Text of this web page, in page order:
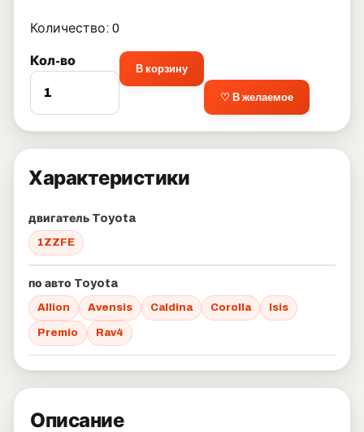
Количество: 0
Кол-во
В корзину
♡ В желаемое
Характеристики
двигатель Toyota
1ZZFE
по авто Toyota
Allion Avensis Caldina Corolla Isis
Premio Rav4
Описание